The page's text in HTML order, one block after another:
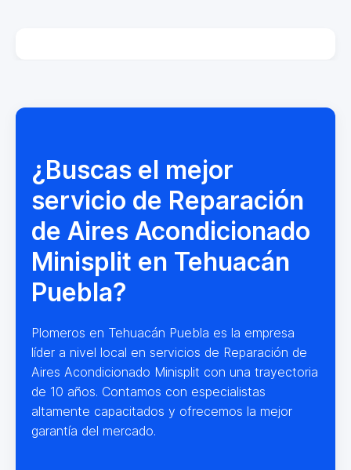
¿Buscas el mejor
servicio de Reparación
de Aires Acondicionado
Minisplit en Tehuacán
Puebla?
Plomeros en Tehuacán Puebla es la empresa
líder a nivel local en servicios de Reparación de
Aires Acondicionado Minisplit con una trayectoria
de 10 años. Contamos con especialistas
altamente capacitados y ofrecemos la mejor
garantía del mercado.